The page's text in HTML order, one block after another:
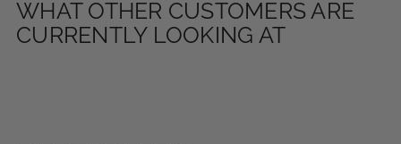
WHAT OTHER CUSTOMERS ARE
CURRENTLY LOOKING AT